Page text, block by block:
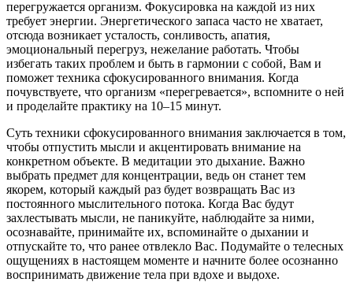
перегружается организм. Фокусировка на каждой из них
требует энергии. Энергетического запаса часто не хватает,
отсюда возникает усталость, сонливость, апатия,
эмоциональный перегруз, нежелание работать. Чтобы
избегать таких проблем и быть в гармонии с собой, Вам и
поможет техника сфокусированного внимания. Когда
почувствуете, что организм «перегревается», вспомните о ней
и проделайте практику на 10–15 минут.
Суть техники сфокусированного внимания заключается в том,
чтобы отпустить мысли и акцентировать внимание на
конкретном объекте. В медитации это дыхание. Важно
выбрать предмет для концентрации, ведь он станет тем
якорем, который каждый раз будет возвращать Вас из
постоянного мыслительного потока. Когда Вас будут
захлестывать мысли, не паникуйте, наблюдайте за ними,
осознавайте, принимайте их, вспоминайте о дыхании и
отпускайте то, что ранее отвлекло Вас. Подумайте о телесных
ощущениях в настоящем моменте и начните более осознанно
воспринимать движение тела при вдохе и выдохе.